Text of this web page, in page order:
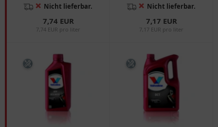
❌ Nicht lieferbar.
7,74 EUR
7,74 EUR pro liter
❌ Nicht lieferbar.
7,17 EUR
7,17 EUR pro liter